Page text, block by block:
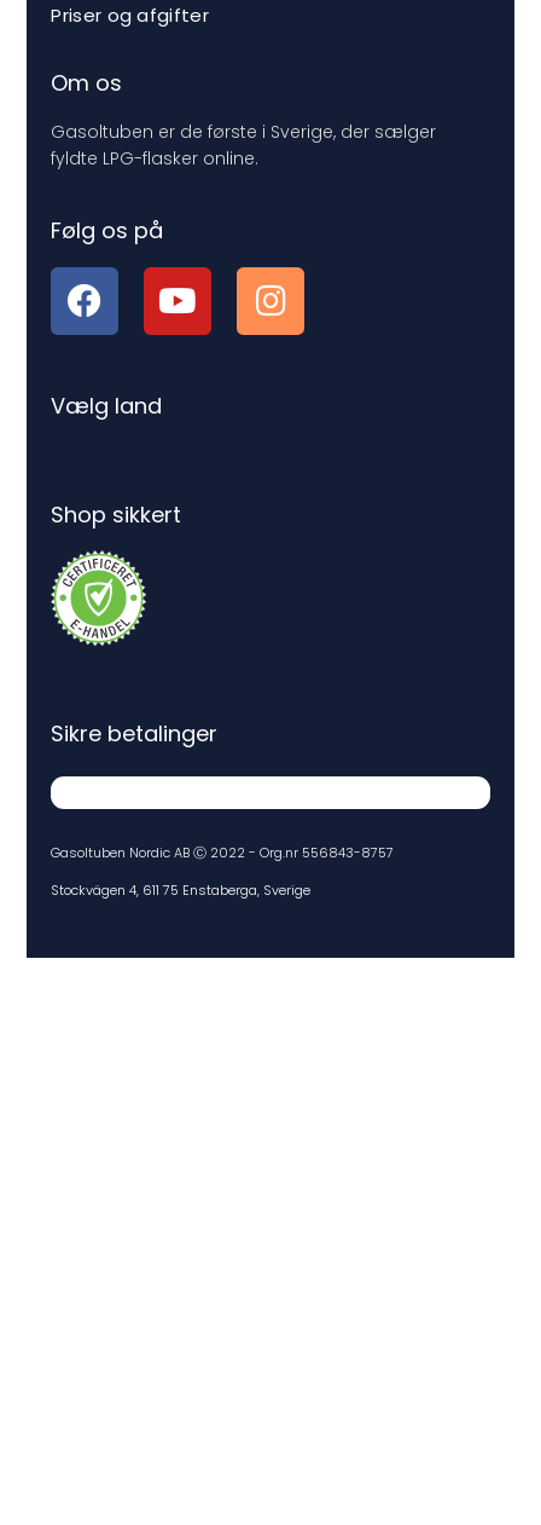
Priser og afgifter
Om os
Gasoltuben er de første i Sverige, der sælger
fyldte LPG-flasker online.
Følg os på
Vælg land
Shop sikkert
Gasoltuben Nordic AB Ⓒ 2022 - Org.nr 556843-8757
Stockvägen 4, 611 75 Enstaberga, Sverige
Sikre betalinger